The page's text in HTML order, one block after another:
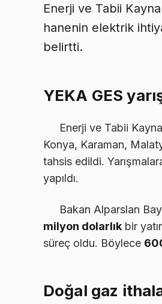
Enerji ve Tabii
hanenin elektrik
belirtti.
YEKA GES
Enerji ve Tabii
Konya, Karaman,
tahsis edildi.
yapıldı.
Bakan Alparslan
milyon dolarlık bir
süreç oldu. Böylece
Doğal gaz